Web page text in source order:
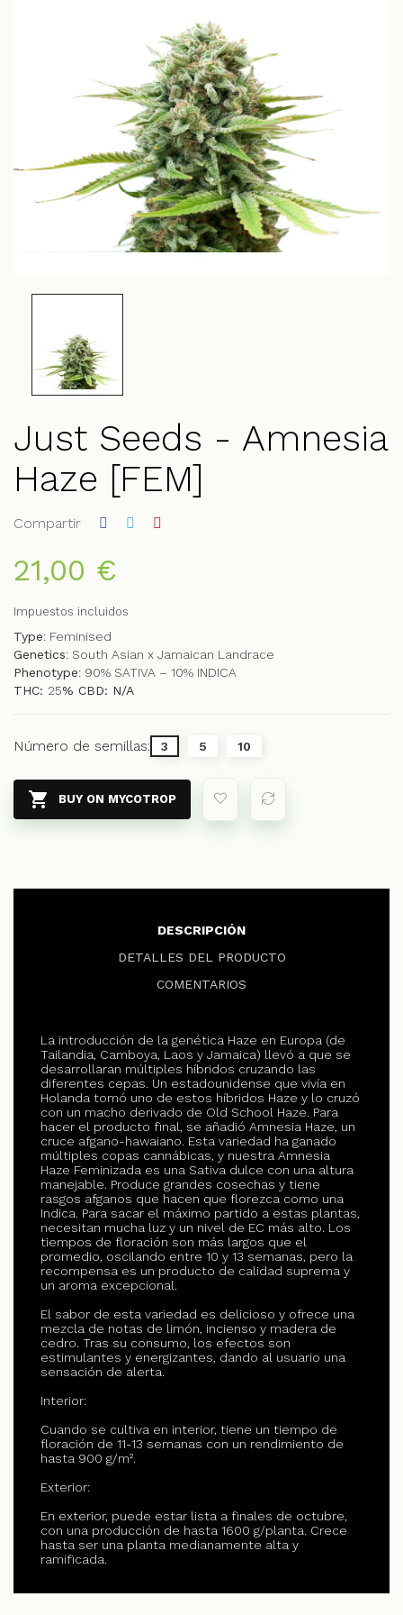
Just Seeds - Amnesia
Haze [FEM]
Compartir
21,00 €
Impuestos incluidos
Type: Feminised
Genetics: South Asian x Jamaican Landrace
Phenotype: 90% SATIVA – 10% INDICA
THC: 25% CBD: N/A
Número de semillas: 3 5 10
 BUY ON MYCOTROP
DESCRIPCIÓN
DETALLES DEL PRODUCTO
COMENTARIOS
La introducción de la genética Haze en Europa (de
Tailandia, Camboya, Laos y Jamaica) llevó a que se
desarrollaran múltiples híbridos cruzando las
diferentes cepas. Un estadounidense que vivía en
Holanda tomó uno de estos híbridos Haze y lo cruzó
con un macho derivado de Old School Haze. Para
hacer el producto final, se añadió Amnesia Haze, un
cruce afgano-hawaiano. Esta variedad ha ganado
múltiples copas cannábicas, y nuestra Amnesia
Haze Feminizada es una Sativa dulce con una altura
manejable. Produce grandes cosechas y tiene
rasgos afganos que hacen que florezca como una
Indica. Para sacar el máximo partido a estas plantas,
necesitan mucha luz y un nivel de EC más alto. Los
tiempos de floración son más largos que el
promedio, oscilando entre 10 y 13 semanas, pero la
recompensa es un producto de calidad suprema y
un aroma excepcional.
El sabor de esta variedad es delicioso y ofrece una
mezcla de notas de limón, incienso y madera de
cedro. Tras su consumo, los efectos son
estimulantes y energizantes, dando al usuario una
sensación de alerta.
Interior:
Cuando se cultiva en interior, tiene un tiempo de
floración de 11-13 semanas con un rendimiento de
hasta 900 g/m².
Exterior:
En exterior, puede estar lista a finales de octubre,
con una producción de hasta 1600 g/planta. Crece
hasta ser una planta medianamente alta y
ramificada.